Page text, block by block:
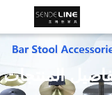
تفاصيل المنتجات